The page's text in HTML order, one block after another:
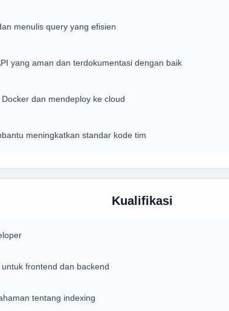
menulis query yang efisien
yang aman dan terdokumentasi dengan baik
dan mendeploy ke cloud
meningkatkan standar kode tim
Kualifikasi
frontend dan backend
tentang indexing